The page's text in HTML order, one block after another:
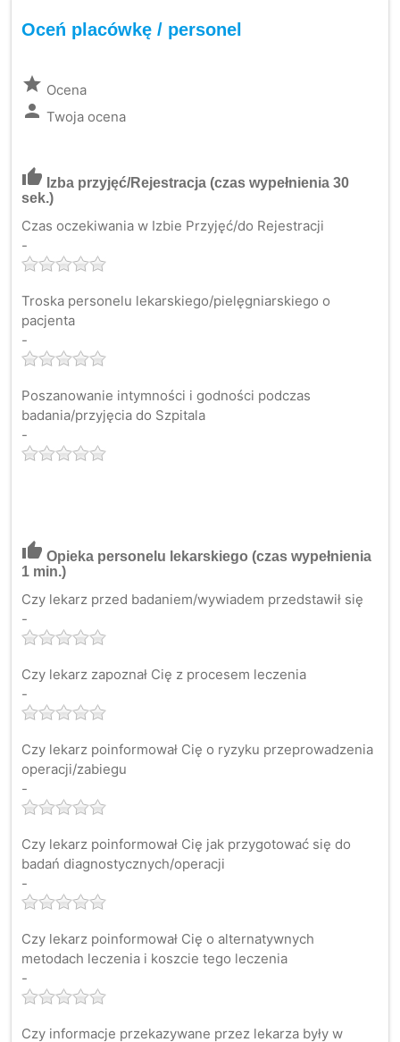
Oceń placówkę / personel
grade Ocena
person Twoja ocena
thumb_up Izba przyjęć/Rejestracja (czas wypełnienia 30
sek.)
Czas oczekiwania w Izbie Przyjęć/do Rejestracji
-
Troska personelu lekarskiego/pielęgniarskiego o
pacjenta
-
Poszanowanie intymności i godności podczas
badania/przyjęcia do Szpitala
-
thumb_up Opieka personelu lekarskiego (czas wypełnienia
1 min.)
Czy lekarz przed badaniem/wywiadem przedstawił się
-
Czy lekarz zapoznał Cię z procesem leczenia
-
Czy lekarz poinformował Cię o ryzyku przeprowadzenia
operacji/zabiegu
-
Czy lekarz poinformował Cię jak przygotować się do
badań diagnostycznych/operacji
-
Czy lekarz poinformował Cię o alternatywnych
metodach leczenia i koszcie tego leczenia
-
Czy informacje przekazywane przez lekarza były w